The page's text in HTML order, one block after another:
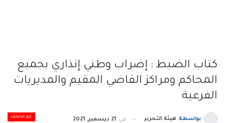
كتاب الضبط : إضراب وطني إنذاري بجميع
المحاكم ومراكز القاضي المقيم والمديريات
الفرعية
غير مصنف بواسطة هيئة التحرير في 21 ديسمبر, 2021